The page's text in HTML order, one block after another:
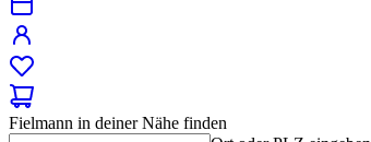
Fielmann in deiner Nähe finden